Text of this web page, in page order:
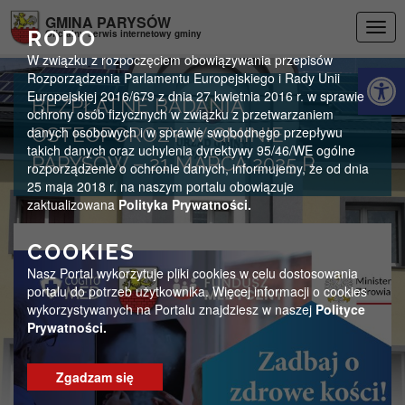
RODO
W związku z rozpoczęciem obowiązywania przepisów
Rozporządzenia Parlamentu Europejskiego i Rady Unii
Europejskiej 2016/679 z dnia 27 kwietnia 2016 r. w sprawie
ochrony osób fizycznych w związku z przetwarzaniem
danych osobowych i w sprawie swobodnego przepływu
takich danych oraz uchylenia dyrektywy 95/46/WE ogólne
rozporządzenie o ochronie danych, informujemy, że od dnia
25 maja 2018 r. na naszym portalu obowiązuje
zaktualizowana Polityka Prywatności.
COOKIES
Nasz Portal wykorzytuje pliki cookies w celu dostosowania
portalu do potrzeb użytkownika. Więcej informacji o cookies
wykorzystywanych na Portalu znajdziesz w naszej Polityce
Prywatności.
Zgadzam się
GMINA PARYSÓW
Oficjalny serwis internetowy gminy
BEZPŁATNE BADANIA
OSTEOPOROZY W GMINIE
PARYSÓW – 21 MARCA 2025 R.